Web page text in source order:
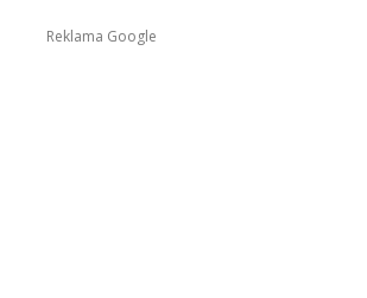
Reklama Google